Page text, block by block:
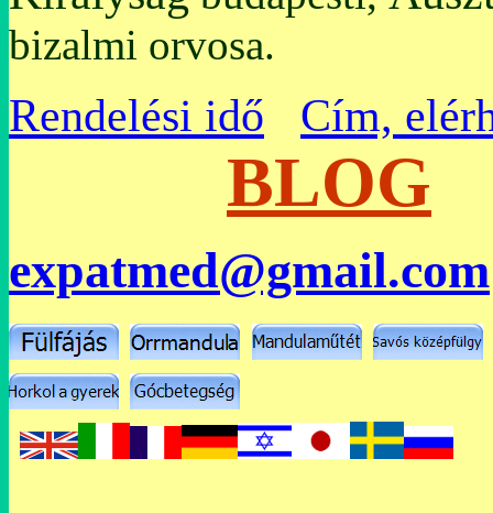
bizalmi orvosa.
Rendelési idő Cím,
BLOG
expatmed@gmail.com